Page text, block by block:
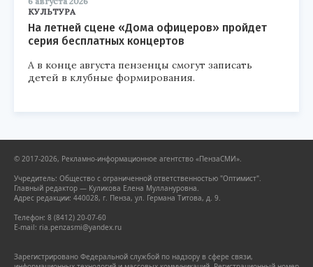
КУЛЬТУРА
На летней сцене «Дома офицеров» пройдет
серия бесплатных концертов
А в конце августа пензенцы смогут записать
детей в клубные формирования.
© 2017-2026, Рекламно-информационное агентство «ПензаСМИ».
Учредитель: Общество с ограниченной ответственностью "Оптимист".
Главный редактор — Куликова Елена Муллануровна.
Адрес редакции: 440028, г. Пенза, ул. Германа Титова, д. 9.
Телефон: 8 (8412) 20-07-60
E-mail: ria.penzasmi@yandex.ru
Зарегистрировано Федеральной службой по надзору в сфере связи,